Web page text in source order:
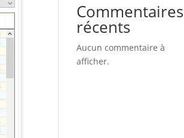
Commentaires
récents
Aucun commentaire à
afficher.